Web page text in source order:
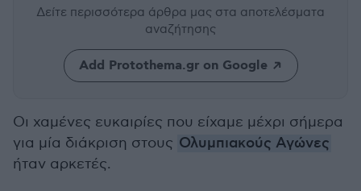
Δείτε περισσότερα άρθρα μας στα αποτελέσματα
αναζήτησης
Add Protothema.gr on Google
Οι χαμένες ευκαιρίες που είχαμε μέχρι σήμερα
για μία διάκριση στους Ολυμπιακούς Αγώνες
ήταν αρκετές.